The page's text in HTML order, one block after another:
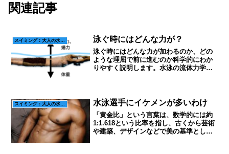
関連記事
スイミング：大人の水泳科学 泳ぐ時にはどんな力が？
泳ぐ時にはどんな力が加わるのか、どの
ような理屈で前に進むのか科学的にわか
りやすく説明します。水泳の流体力学を
す。まず泳ぐ速さと加速度は推進力、抗
力、慣性パラメーターで決まりますが、
説明します
水泳選手にイケメンが多いわけ
「黄金比」という言葉は、数学的には約
1:1.618という比率を指し、古くから芸術
や建築、デザインなどで美の基準として